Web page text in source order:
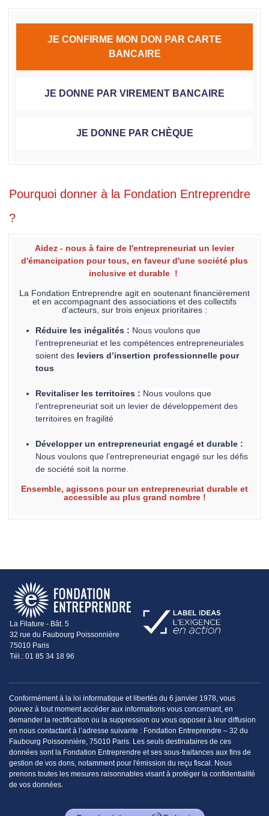
JE CONFIRME MON DON PAR CARTE
BANCAIRE
JE DONNE PAR VIREMENT BANCAIRE
JE DONNE PAR CHÈQUE
Pourquoi donner à la Fondation Entreprendre
?
Aidez - nous à faire de l'entrepreneuriat un levier
d'émancipation pour tous, en faveur d'une société plus
inclusive et durable !
La Fondation Entreprendre agit en soutenant financièrement
et en accompagnant des associations et des collectifs
d’acteurs, sur trois enjeux prioritaires :
Réduire les inégalités : Nous voulons que
l’entrepreneuriat et les compétences entrepreneuriales
soient des leviers d’insertion professionnelle pour
tous
Revitaliser les territoires : Nous voulons que
l’entrepreneuriat soit un levier de développement des
territoires en fragilité
Développer un entrepreneuriat engagé et durable :
Nous voulons que l’entrepreneuriat engagé sur les défis
de société soit la norme.
Ensemble, agissons pour un entrepreneuriat durable et
accessible au plus grand nombre !
La Filature - Bât. 5
32 rue du Faubourg Poissonnière
75010 Paris
Tél.: 01 85 34 18 96
Conformément à la loi informatique et libertés du 6 janvier 1978, vous
pouvez à tout moment accéder aux informations vous concernant, en
demander la rectification ou la suppression ou vous opposer à leur diffusion
en nous contactant à l’adresse suivante : Fondation Entreprendre – 32 du
Faubourg Poissonnière, 75010 Paris. Les seuls destinataires de ces
données sont la Fondation Entreprendre et ses sous-traitances aux fins de
gestion de vos dons, notamment pour l'émission du reçu fiscal. Nous
prenons toutes les mesures raisonnables visant à protéger la confidentialité
de vos données.